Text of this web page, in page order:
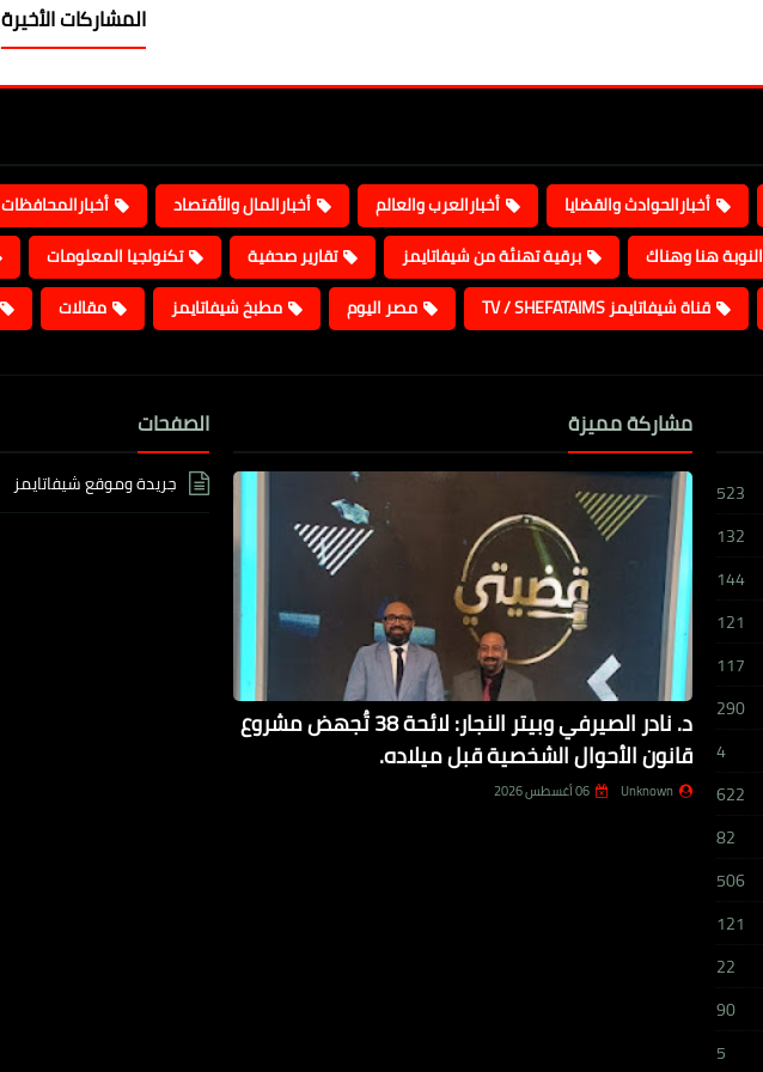
المشاركات الأخيرة
أخبارالحوادث والقضايا أخبارالعرب والعالم أخبارالمال والأقتصاد أخبارالمحافظات
النوبة هنا وهناك برقية تهنئة من شيفاتايمز تقارير صحفية تكنولجيا المعلومات
قناة شيفاتايمز TV / SHEFATAIMS مصر اليوم مطبخ شيفاتايمز مقالات
523
132
144
121
117
290
4
622
82
506
121
22
90
5
مشاركة مميزة
د. نادر الصيرفي وبيتر النجار: لائحة 38 تُجهض مشروع
قانون الأحوال الشخصية قبل ميلاده.
Unknown 06 أغسطس 2026
الصفحات
جريدة وموقع شيفاتايمز